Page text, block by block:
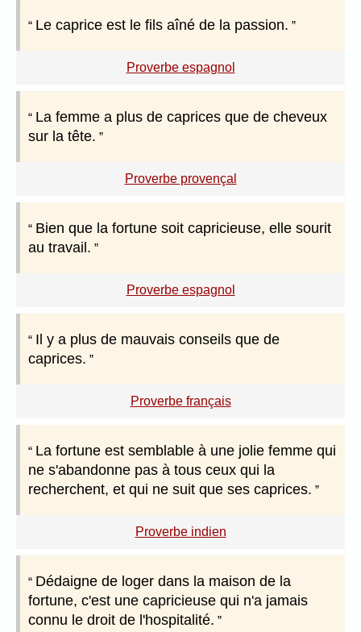
Le caprice est le fils aîné de la passion.
Proverbe espagnol
La femme a plus de caprices que de cheveux
sur la tête.
Proverbe provençal
Bien que la fortune soit capricieuse, elle sourit
au travail.
Proverbe espagnol
Il y a plus de mauvais conseils que de
caprices.
Proverbe français
La fortune est semblable à une jolie femme qui
ne s'abandonne pas à tous ceux qui la
recherchent, et qui ne suit que ses caprices.
Proverbe indien
Dédaigne de loger dans la maison de la
fortune, c'est une capricieuse qui n'a jamais
connu le droit de l'hospitalité.